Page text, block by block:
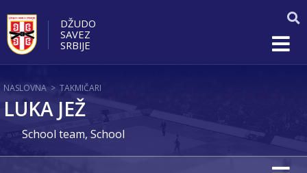
DŽUDO
SAVEZ
SRBIJE
NASLOVNA > TAKMIČARI
LUKA JEŽ
School team, School